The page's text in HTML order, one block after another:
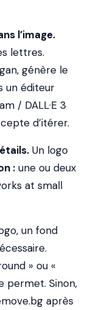
l’image.
lettres.
génère le
un éditeur
/ DALL·E 3
d’itérer.
Un logo
: une ou deux
at small
un fond
» ou «
permet. Sinon,
après